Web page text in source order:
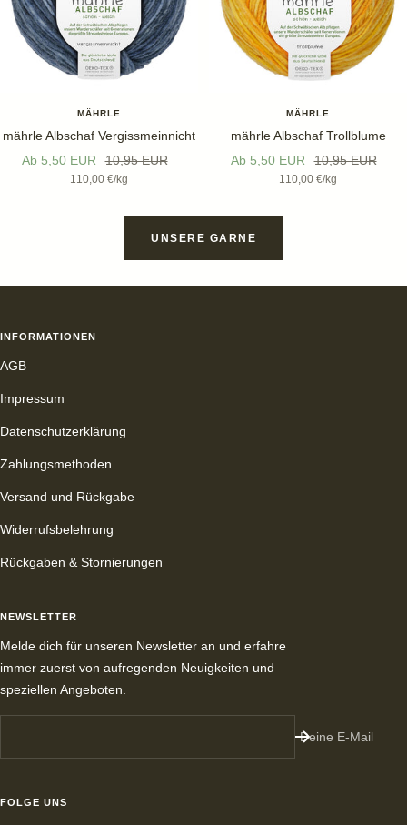
MÄHRLE
mährle Albschaf Vergissmeinnicht
Angebotspreis
Ab 5,50 EUR
Regulärer
Preis
10,95 EUR
110,00 €/kg
MÄHRLE
mährle Albschaf Trollblume
Angebotspreis
Ab 5,50 EUR
Regulärer
Preis
10,95 EUR
110,00 €/kg
UNSERE GARNE
INFORMATIONEN
AGB
Impressum
Datenschutzerklärung
Zahlungsmethoden
Versand und Rückgabe
Widerrufsbelehrung
Rückgaben & Stornierungen
NEWSLETTER
Melde dich für unseren Newsletter an und erfahre
immer zuerst von aufregenden Neuigkeiten und
speziellen Angeboten.
Deine E-Mail
FOLGE UNS